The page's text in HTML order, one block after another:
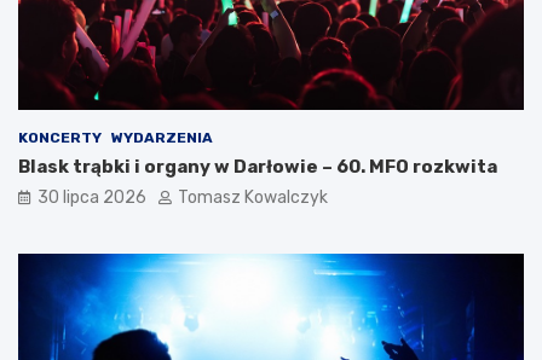
KONCERTY WYDARZENIA
Blask trąbki i organy w Darłowie – 60. MFO rozkwita
30 lipca 2026 Tomasz Kowalczyk